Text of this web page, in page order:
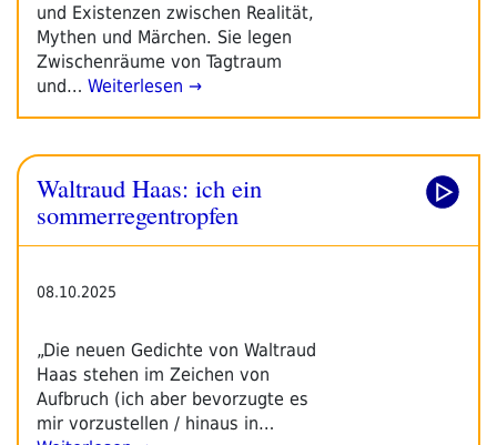
und Existenzen zwischen Realität,
Mythen und Märchen. Sie legen
Zwischenräume von Tagtraum
und… Weiterlesen →
Waltraud Haas: ich ein
sommerregentropfen
08.10.2025
„Die neuen Gedichte von Waltraud
Haas stehen im Zeichen von
Aufbruch (ich aber bevorzugte es
mir vorzustellen / hinaus in…